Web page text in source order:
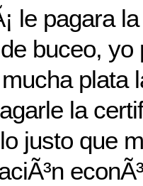
le pagara
buceo, yo
plata
la
justo que